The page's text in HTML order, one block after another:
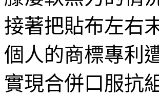
接著把貼布左右
個人的商標專利
實現合併口服抗